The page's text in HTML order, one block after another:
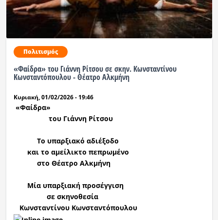
Αθλητικά
Ραδιόφωνο LIVE
Εκπομπές
Πολιτισμός
Πολιτισμός
«Φαίδρα» του Γιάννη Ρίτσου σε σκην. Κωνσταντίνου
Κωνσταντόπουλου - Θέατρο Αλκμήνη
Κυριακή, 01/02/2026 - 19:46
«Φαίδρα»
του Γιάννη Ρίτσου
Το υπαρξιακό αδιέξοδο
και το αμείλικτο πεπρωμένο
στο Θέατρο Αλκμήνη
Μία υπαρξιακή προσέγγιση
σεσκηνοθεσία
Κωνσταντίνου Κωνσταντόπουλου